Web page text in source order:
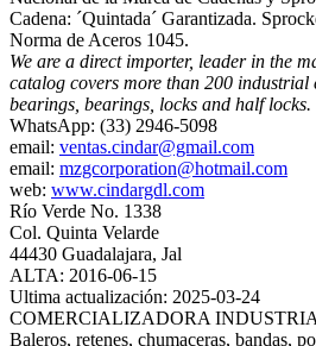
Cadena: ´Quintada´ Garantizada.
Norma de Aceros 1045.
We are a direct importer, leader in the
catalog covers more than 200 industrial
bearings, bearings, locks and half locks.
WhatsApp: (33) 2946-5098
email: ventas.cindar@gmail.com
email: mzgcorporation@hotmail.com
web: www.cindargdl.com
Río Verde No. 1338
Col. Quinta Velarde
44430 Guadalajara, Jal
ALTA: 2016-06-15
Ultima actualización: 2025-03-24
COMERCIALIZADORA
Baleros, retenes, chumaceras, bandas,